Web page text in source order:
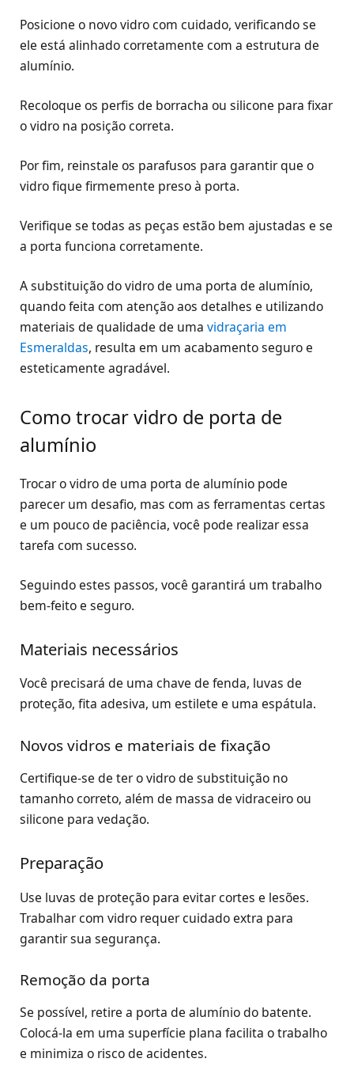
Posicione o novo vidro com cuidado, verificando se
ele está alinhado corretamente com a estrutura de
alumínio.
Recoloque os perfis de borracha ou silicone para fixar
o vidro na posição correta.
Por fim, reinstale os parafusos para garantir que o
vidro fique firmemente preso à porta.
Verifique se todas as peças estão bem ajustadas e se
a porta funciona corretamente.
A substituição do vidro de uma porta de alumínio,
quando feita com atenção aos detalhes e utilizando
materiais de qualidade de uma vidraçaria em
Esmeraldas, resulta em um acabamento seguro e
esteticamente agradável.
Como trocar vidro de porta de
alumínio
Trocar o vidro de uma porta de alumínio pode
parecer um desafio, mas com as ferramentas certas
e um pouco de paciência, você pode realizar essa
tarefa com sucesso.
Seguindo estes passos, você garantirá um trabalho
bem-feito e seguro.
Materiais necessários
Você precisará de uma chave de fenda, luvas de
proteção, fita adesiva, um estilete e uma espátula.
Novos vidros e materiais de fixação
Certifique-se de ter o vidro de substituição no
tamanho correto, além de massa de vidraceiro ou
silicone para vedação.
Preparação
Use luvas de proteção para evitar cortes e lesões.
Trabalhar com vidro requer cuidado extra para
garantir sua segurança.
Remoção da porta
Se possível, retire a porta de alumínio do batente.
Colocá-la em uma superfície plana facilita o trabalho
e minimiza o risco de acidentes.